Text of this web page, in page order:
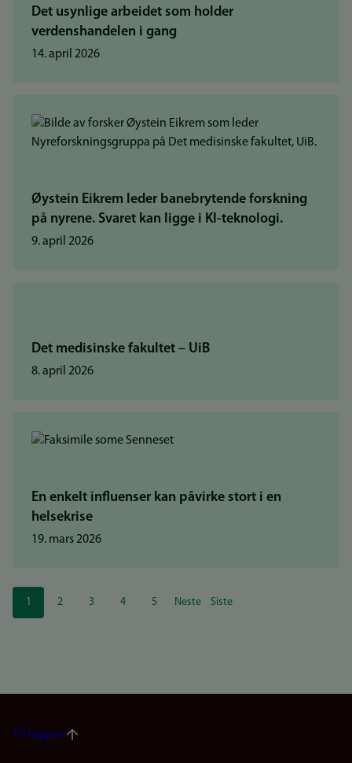
Det usynlige arbeidet som holder
verdenshandelen i gang
14. april 2026
Øystein Eikrem leder banebrytende forskning
på nyrene. Svaret kan ligge i KI-teknologi.
9. april 2026
Det medisinske fakultet – UiB
8. april 2026
En enkelt influenser kan påvirke stort i en
helsekrise
19. mars 2026
Sider
Nåværende
side
1 Side
2 Side
3 Side
4 Side
5
Neste
Neste
Siste
Siste
Til toppen